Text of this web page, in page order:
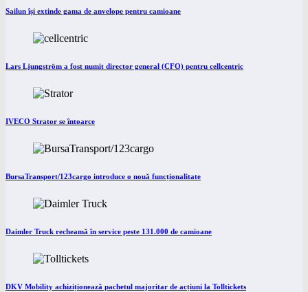
Sailun își extinde gama de anvelope pentru camioane
Lars Ljungström a fost numit director general (CFO) pentru cellcentric
IVECO Strator se întoarce
BursaTransport/123cargo introduce o nouă funcționalitate
Daimler Truck recheamă în service peste 131.000 de camioane
DKV Mobility achiziționează pachetul majoritar de acțiuni la Tolltickets